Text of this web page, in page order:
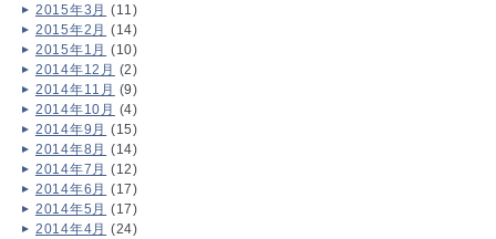
2015年3月 (11)
2015年2月 (14)
2015年1月 (10)
2014年12月 (2)
2014年11月 (9)
2014年10月 (4)
2014年9月 (15)
2014年8月 (14)
2014年7月 (12)
2014年6月 (17)
2014年5月 (17)
2014年4月 (24)